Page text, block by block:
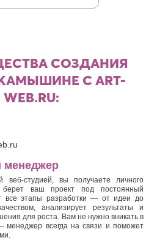
СОЗДАНИЯ
С ART-
WEB.RU:
менеджер
веб-студией, вы получаете личного
ваш проект под постоянный
все этапы разработки — от идеи до
анализирует результаты и
для роста. Вам не нужно вникать в
менеджер всегда на связи и поможет